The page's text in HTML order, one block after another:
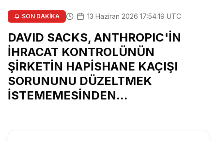
SON DAKİKA 13 Haziran 2026 17:54:19 UTC
DAVID SACKS, ANTHROPIC'İN
İHRACAT KONTROLÜNÜN
ŞİRKETİN HAPİSHANE KAÇIŞI
SORUNUNU DÜZELTMEK
İSTEMEMESİNDEN...